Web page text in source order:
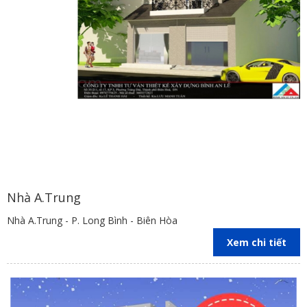
Tận dụng mảng xanh để làm dịu bầu không khí và mang lại cảm
giác thư thái là phương pháp ít tốn kém và cực kỳ hiệu quả.
khu vực đô thị. Cho thấy sự hiệu quả trong ứng dụng thực tế, phù
hợp với điều kiện đất chật người đông của nước ta hiện nay.
Mẫu nhà ngang 5m dài 20m sẽ mang đến cho gia đình bạn không
gian sống trọn vẹn nếu được thiết kế phù hợp. Liên hệ
khi cần tư vấn những phương án
muốn cải thiện nền kiến trúc nước nhà ngày một phát triển, mang
những công trình kiến trúc nhà ở chuẩn mực đến nhiều gia đình
Nhà A.Trung
Nhà A.Trung - P. Long Bình - Biên Hòa
Xem chi tiết